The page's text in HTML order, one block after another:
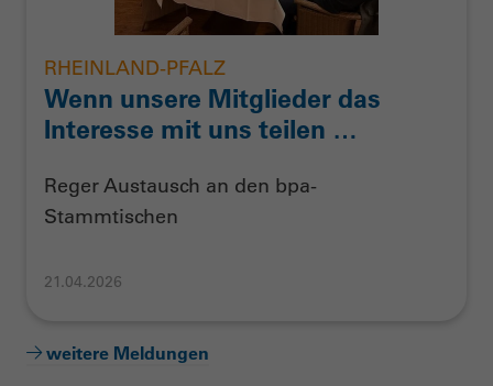
RHEINLAND-PFALZ
Wenn unsere Mitglieder das
Interesse mit uns teilen …
Reger Austausch an den bpa-
Stammtischen
21.04.2026
weitere Meldungen